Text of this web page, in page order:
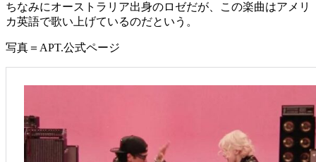
ちなみにオーストラリア出身のロゼだが、この楽曲はアメリ
カ英語で歌い上げているのだという。
写真＝APT.公式ページ